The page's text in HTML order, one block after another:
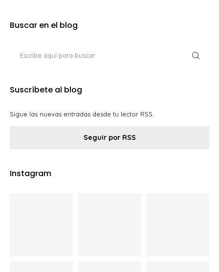
Buscar en el blog
Suscríbete al blog
Sigue las nuevas entradas desde tu lector RSS.
Seguir por RSS
Instagram